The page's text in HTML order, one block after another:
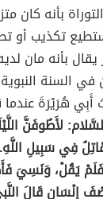
بأنه كان
تكذيب أو
مان لديه 999
السنة
أَبِي هُرَيْرَةَ
لأَطُوفَنَّ
فِي سَبِيلِ
يَقُلْ، وَنَسِيَ
إِنْسَانٍ قَالَ